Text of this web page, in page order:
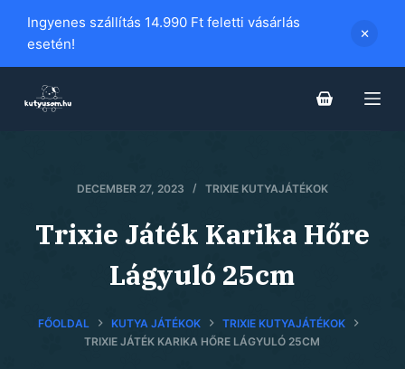
i
Ingyenes szállítás 14.990 Ft feletti vásárlás
esetén!
DECEMBER 27, 2023 TRIXIE KUTYAJÁTÉKOK
Trixie Játék Karika Hőre
Lágyuló 25cm
FŐOLDAL KUTYA JÁTÉKOK
TRIXIE KUTYAJÁTÉKOK
TRIXIE JÁTÉK KARIKA HŐRE LÁGYULÓ 25CM